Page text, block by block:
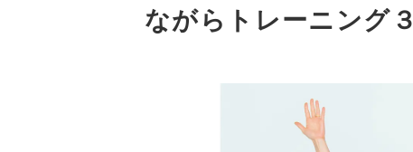
ながらトレーニング